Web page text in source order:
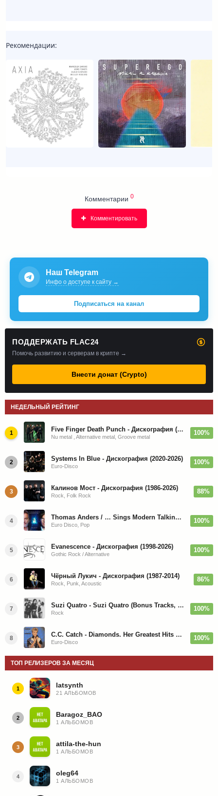
Рекомендации:
Комментарии 0
Комментировать
Наш Telegram
Инфо о доступе к сайту →
Подписаться на канал
ПОДДЕРЖАТЬ FLAC24
Помочь развитию и серверам в крипте →
Внести донат (Crypto)
НЕДЕЛЬНЫЙ РЕЙТИНГ
1 Five Finger Death Punch - Дискография (2008-2026)
Nu metal , Alternative metal, Groove metal
100%
2 Systems In Blue - Дискография (2020-2026)
Euro-Disco
100%
3 Калинов Мост - Дискография (1986-2026)
Rock, Folk Rock
88%
4 Thomas Anders / … Sings Modern Talking: The Best hi-res
Euro Disco, Pop
100%
5 Evanescence - Дискография (1998-2026)
Gothic Rock / Alternative
100%
6 Чёрный Лукич - Дискография (1987-2014)
Rock, Punk, Acoustic
86%
7 Suzi Quatro - Suzi Quatro (Bonus Tracks, Remaster) 1973/2022
Rock
100%
8 C.C. Catch - Diamonds. Her Greatest Hits 1988
Euro-Disco
100%
ТОП РЕЛИЗЕРОВ ЗА МЕСЯЦ
1 latsynth
21 АЛЬБОМОВ
2 Baragoz_BAO
1 АЛЬБОМОВ
3 attila-the-hun
1 АЛЬБОМОВ
4 oleg64
1 АЛЬБОМОВ